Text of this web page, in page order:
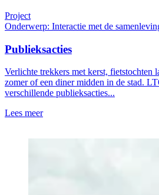
Project
Onderwerp: Interactie met de
Publieksacties
Verlichte trekkers met kerst, fietstochten
zomer of een diner midden in de stad.
verschillende publieksacties...
Lees meer